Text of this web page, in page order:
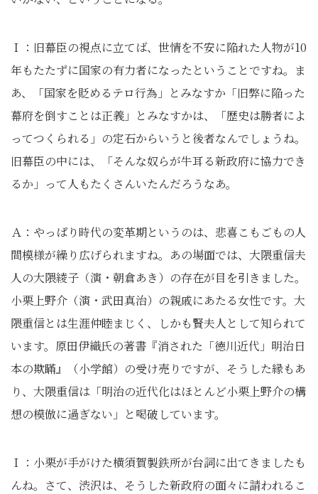
Ｉ：旧幕臣の視点に立てば、世情を不安に陥れた人物が10
年もたたずに国家の有力者になったということですね。ま
あ、「国家を貶めるテロ行為」とみなすか「旧弊に陥った
幕府を倒すことは正義」とみなすかは、「歴史は勝者によ
ってつくられる」の定石からいうと後者なんでしょうね。
旧幕臣の中には、「そんな奴らが牛耳る新政府に協力でき
るか」って人もたくさんいたんだろうなあ。
Ａ：やっぱり時代の変革期というのは、悲喜こもごもの人
間模様が繰り広げられますね。あの場面では、大隈重信夫
人の大隈綾子（演・朝倉あき）の存在が目を引きました。
小栗上野介（演・武田真治）の親戚にあたる女性です。大
隈重信とは生涯仲睦まじく、しかも賢夫人として知られて
います。原田伊織氏の著書『消された「徳川近代」明治日
本の欺瞞』（小学館）の受け売りですが、そうした縁もあ
り、大隈重信は「明治の近代化はほとんど小栗上野介の構
想の模倣に過ぎない」と喝破しています。
Ｉ：小栗が手がけた横須賀製鉄所が台詞に出てきましたも
んね。さて、渋沢は、そうした新政府の面々に請われるこ